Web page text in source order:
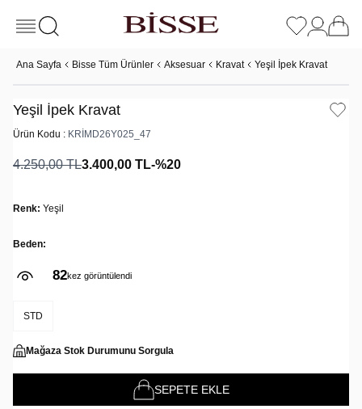
Ana Sayfa Bisse Tüm Ürünler Aksesuar Kravat Yeşil İpek Kravat
Yeşil İpek Kravat
Ürün Kodu : KRİMD26Y025_47
4.250,00TL3.400,00 TL-%20
Renk: Yeşil
Beden:
82kez görüntülendi
STD
Mağaza Stok Durumunu Sorgula
SEPETE EKLE